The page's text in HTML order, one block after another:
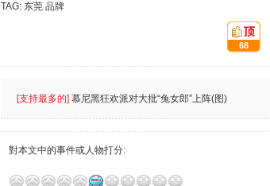
TAG: 东莞 品牌
頂:
68
[支持最多的] 慕尼黑狂欢派对大批“兔女郎”上阵(图)
對本文中的事件或人物打分: